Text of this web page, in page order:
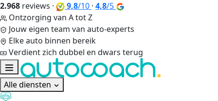
2.968 reviews · 9,8/10 · 4,8/5
Ontzorging van A tot Z
Jouw eigen team van auto-experts
Elke auto binnen bereik
Verdient zich dubbel en dwars terug
Alle diensten